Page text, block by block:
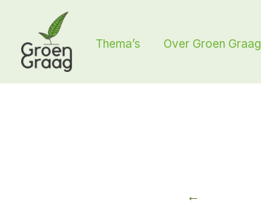
inhoud
Thema’s Over Groen Graag
←